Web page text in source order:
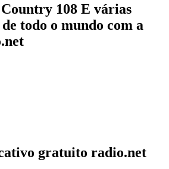
108 E várias
todo o mundo com a
gratuito radio.net